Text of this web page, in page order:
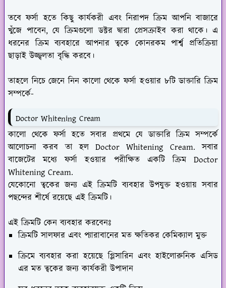
তবে ফর্সা হতে কিছু কার্যকরী এবং নিরাপদ ক্রিম আপনি বাজারে
খুঁজে পাবেন, যে ক্রিমগুলো ডক্টর দ্বারা প্রেসক্রাইব করা থাকে। এ
ধরনের ক্রিম ব্যবহারে আপনার ত্বকে কোনরকম পার্শ্ব প্রতিক্রিয়া
ছাড়াই উজ্জ্বলতা বৃদ্ধি করবে।
তাহলে নিচে জেনে নিন কালো থেকে ফর্সা হওয়ার ৮টি ডাক্তারি ক্রিম
সম্পর্কে-
Doctor Whitening Cream
কালো থেকে ফর্সা হতে সবার প্রথমে যে ডাক্তারি ক্রিম সম্পর্কে
আলোচনা করব তা হল Doctor Whitening Cream. সবার
বাজেটের মধ্যে ফর্সা হওয়ার পরীক্ষিত একটি ক্রিম Doctor
Whitening Cream.
যেকোনো ত্বকের জন্য এই ক্রিমটি ব্যবহার উপযুক্ত হওয়ায় সবার
পছন্দের শীর্ষে রয়েছে এই ক্রিমটি।
এই ক্রিমটি কেন ব্যবহার করবেনঃ
ক্রিমটি সালফার এবং প্যারাবানের মত ক্ষতিকর কেমিক্যাল মুক্ত
ক্রিমে ব্যবহার করা হয়েছে গ্লিসারিন এবং হাইলোরুনিক এসিড
এর মত ত্বকের জন্য কার্যকরী উপাদান